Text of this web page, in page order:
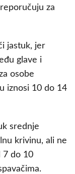
za
jastuk, jer
glave i
osobe
iznosi 10 do 14
srednje
krivinu, ali ne
7 do 10